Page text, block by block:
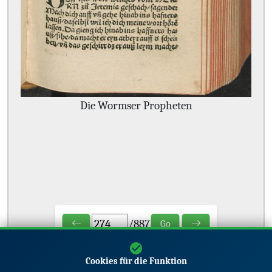
Die Wormser Propheten
/887 Go
Cookies für die Funktion